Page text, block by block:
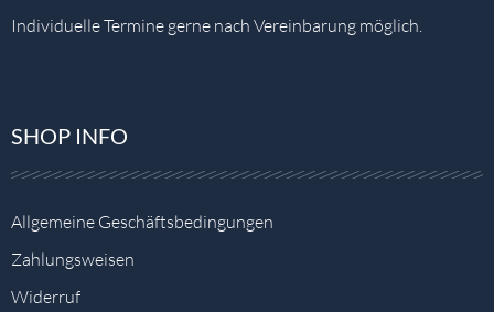
Individuelle Termine gerne nach Vereinbarung möglich.
SHOP INFO
Allgemeine Geschäftsbedingungen
Zahlungsweisen
Widerruf